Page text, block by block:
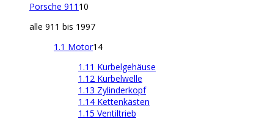
Porsche 911 10
alle 911 bis 1997
1.1 Motor14
1.11 Kurbelgehäuse
1.12 Kurbelwelle
1.13 Zylinderkopf
1.14 Kettenkästen
1.15 Ventiltrieb